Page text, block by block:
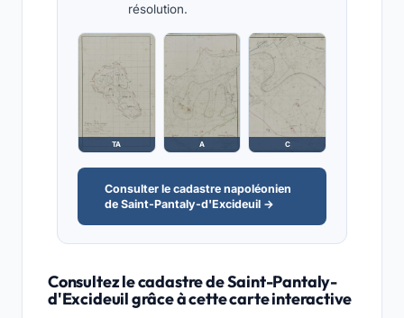
résolution.
TA A C
Consulter le cadastre napoléonien
de Saint-Pantaly-d'Excideuil →
Consultez le cadastre de Saint-Pantaly-
d'Excideuil grâce à cette carte interactive